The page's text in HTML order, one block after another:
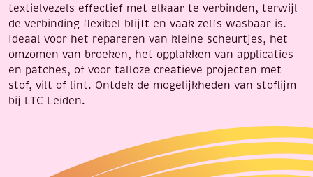
textielvezels effectief met elkaar te verbinden, terwijl
de verbinding flexibel blijft en vaak zelfs wasbaar is.
Ideaal voor het repareren van kleine scheurtjes, het
omzomen van broeken, het opplakken van applicaties
en patches, of voor talloze creatieve projecten met
stof, vilt of lint. Ontdek de mogelijkheden van stoflijm
bij LTC Leiden.